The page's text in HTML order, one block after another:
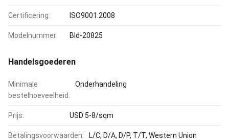
Certificering: ISO9001:2008
Modelnummer: Bld-20825
Handelsgoederen
Minimale
bestelhoeveelheid:
Onderhandeling
Prijs: USD 5-8/sqm
Betalingsvoorwaarden: L/C, D/A, D/P, T/T, Western Union